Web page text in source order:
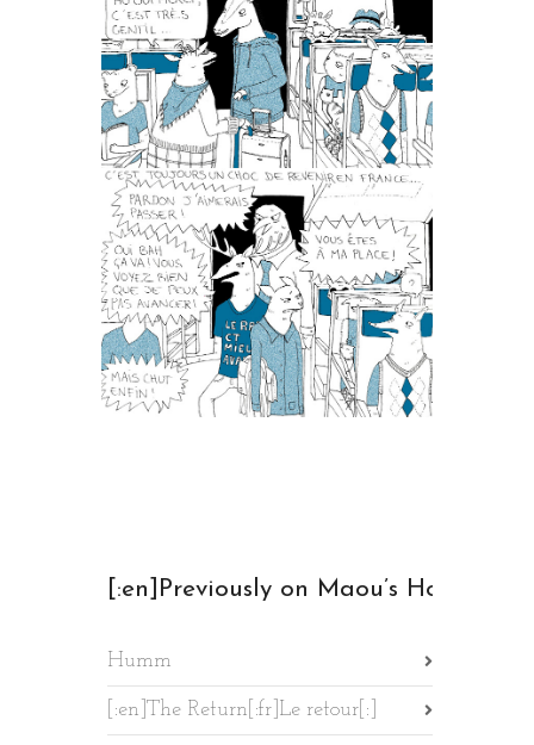
[:en]Previously on Maou’s
Humm
[:en]The Return[:fr]Le retour[:]